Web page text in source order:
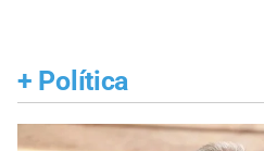
+ Política